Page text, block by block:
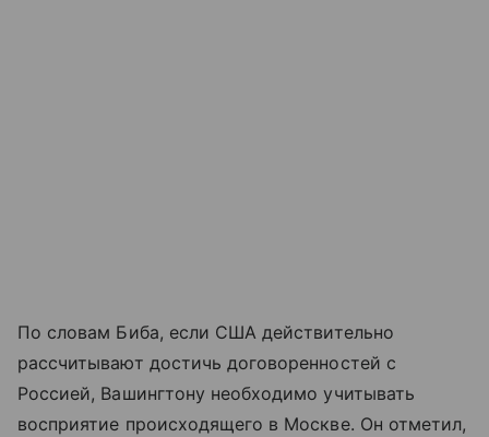
По словам Биба, если США действительно
рассчитывают достичь договоренностей с
Россией, Вашингтону необходимо учитывать
восприятие происходящего в Москве. Он отметил,